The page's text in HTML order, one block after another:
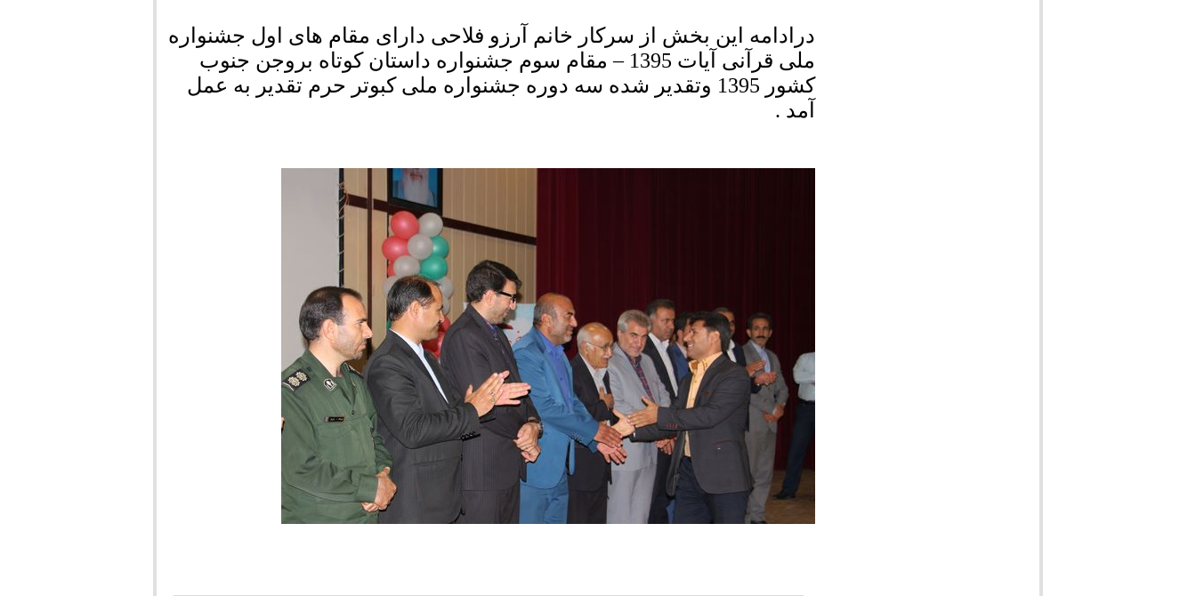
درادامه این بخش از سرکار خانم آرزو فلاحی دارای مقام های اول جشنواره
ملی قرآنی آیات 1395 – مقام سوم جشنواره داستان کوتاه بروجن جنوب
کشور 1395 وتقدیر شده سه دوره جشنواره ملی کبوتر حرم تقدیر به عمل
آمد .